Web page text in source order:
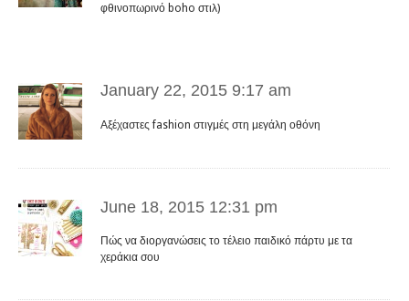
φθινοπωρινό boho στιλ)
January 22, 2015 9:17 am
Αξέχαστες fashion στιγμές στη μεγάλη οθόνη
June 18, 2015 12:31 pm
Πώς να διοργανώσεις το τέλειο παιδικό πάρτυ με τα
χεράκια σου